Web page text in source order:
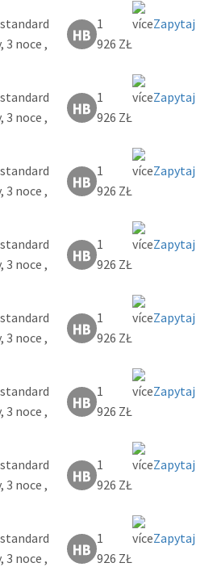
3 noce ,
1
926 ZŁ
Zapytaj
3 noce ,
1
926 ZŁ
Zapytaj
3 noce ,
1
926 ZŁ
Zapytaj
3 noce ,
1
926 ZŁ
Zapytaj
3 noce ,
1
926 ZŁ
Zapytaj
3 noce ,
1
926 ZŁ
Zapytaj
3 noce ,
1
926 ZŁ
Zapytaj
3 noce ,
1
926 ZŁ
Zapytaj